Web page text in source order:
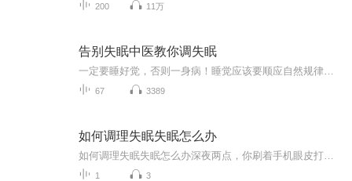
200 11万
告别失眠中医教你调失眠
67 3389
如何调理失眠失眠怎么办
1 3